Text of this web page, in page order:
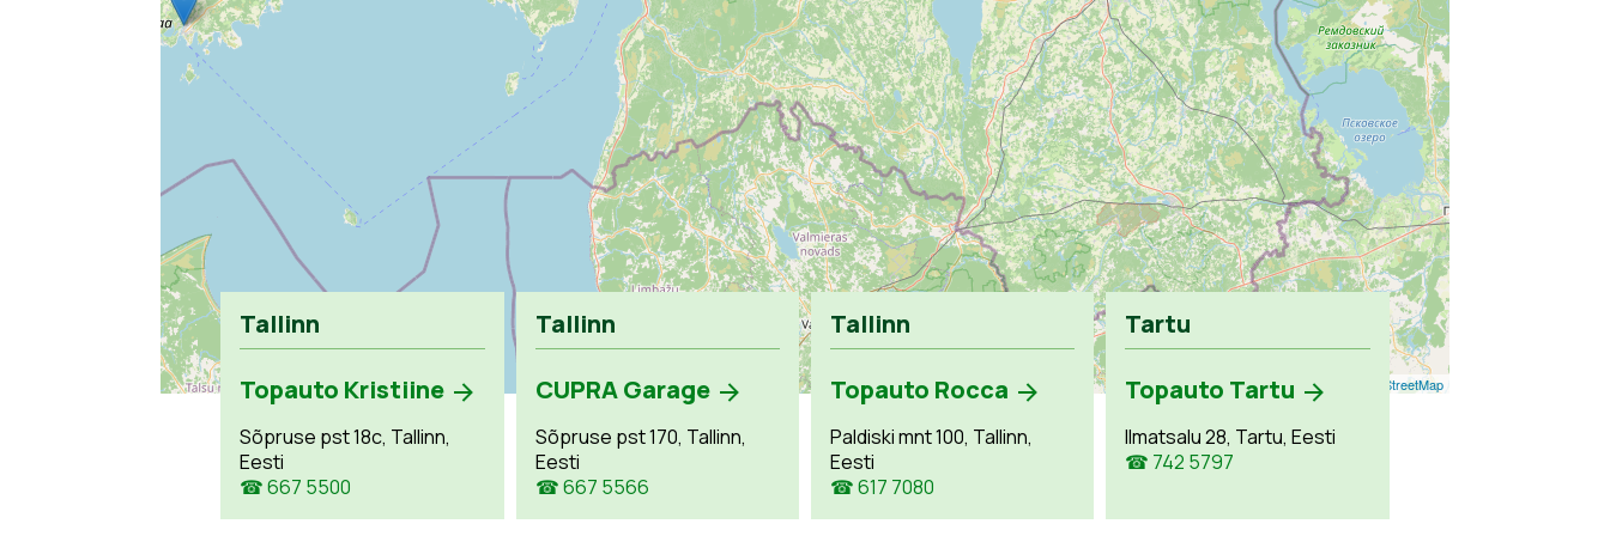
Leaflet OpenStreetMap
Tallinn
Topauto Kristiine
Sõpruse pst 18c, Tallinn,
Eesti
☎ 667 5500
Tallinn
CUPRA Garage
Sõpruse pst 170, Tallinn,
Eesti
☎ 667 5566
Tallinn
Topauto Rocca
Paldiski mnt 100, Tallinn,
Eesti
☎ 617 7080
Tartu
Topauto Tartu
Ilmatsalu 28, Tartu, Eesti
☎ 742 5797